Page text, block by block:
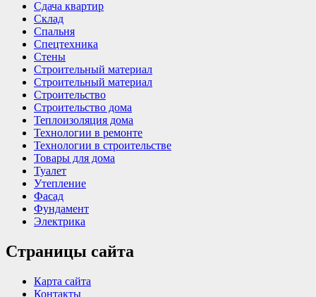
Сдача квартир
Склад
Спальня
Спецтехника
Стены
Строительный материал
Строительный материал
Строительство
Строительство дома
Теплоизоляция дома
Технологии в ремонте
Технологии в строительстве
Товары для дома
Туалет
Утепление
Фасад
Фундамент
Электрика
Страницы сайта
Карта сайта
Контакты